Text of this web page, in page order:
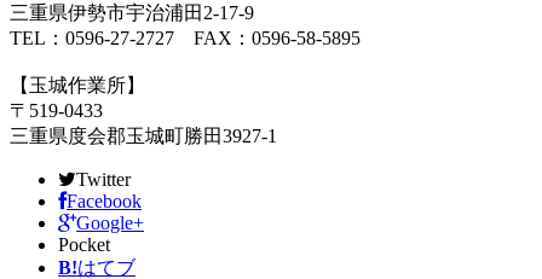
三重県伊勢市宇治浦田2-17-9
TEL：0596-27-2727 FAX：0596-58-5895
【玉城作業所】
〒519-0433
三重県度会郡玉城町勝田3927-1
Twitter
Facebook
Google+
Pocket
B!はてブ